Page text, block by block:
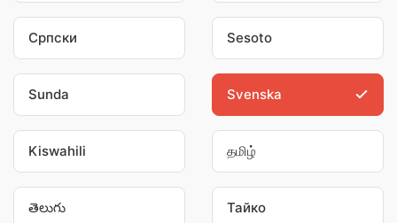
Српски Sesoto
Sunda Svenska
Kiswahili தமிழ்
తెలుగు Тайко